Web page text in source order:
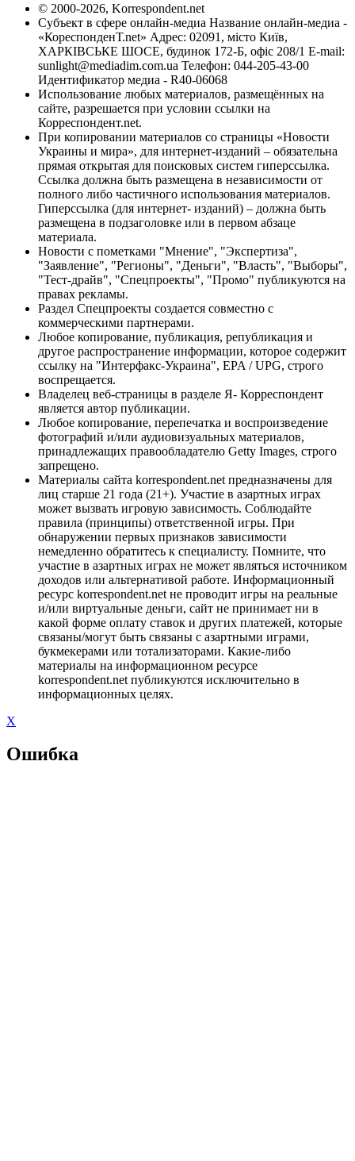
© 2000-2026, Korrespondent.net
Субъект в сфере онлайн-медиа Название онлайн-медиа -
«КореспонденТ.net» Адрес: 02091, місто Київ,
ХАРКІВСЬКЕ ШОСЕ, будинок 172-Б, офіс 208/1 E-mail:
sunlight@mediadim.com.ua Телефон: 044-205-43-00
Идентификатор медиа - R40-06068
Использование любых материалов, размещённых на
сайте, разрешается при условии ссылки на
Корреспондент.net.
При копировании материалов со страницы «Новости
Украины и мира», для интернет-изданий – обязательна
прямая открытая для поисковых систем гиперссылка.
Ссылка должна быть размещена в независимости от
полного либо частичного использования материалов.
Гиперссылка (для интернет- изданий) – должна быть
размещена в подзаголовке или в первом абзаце
материала.
Новости с пометками "Мнение", "Экспертиза",
"Заявление", "Регионы", "Деньги", "Власть", "Выборы",
"Тест-драйв", "Спецпроекты", "Промо" публикуются на
правах рекламы.
Раздел Спецпроекты создается совместно с
коммерческими партнерами.
Любое копирование, публикация, републикация и
другое распространение информации, которое содержит
ссылку на "Интерфакс-Украина", EPA / UPG, строго
воспрещается.
Владелец веб-страницы в разделе Я- Корреспондент
является автор публикации.
Любое копирование, перепечатка и воспроизведение
фотографий и/или аудиовизуальных материалов,
принадлежащих правообладателю Getty Images, строго
запрещено.
Материалы сайта korrespondent.net предназначены для
лиц старше 21 года (21+). Участие в азартных играх
может вызвать игровую зависимость. Соблюдайте
правила (принципы) ответственной игры. При
обнаружении первых признаков зависимости
немедленно обратитесь к специалисту. Помните, что
участие в азартных играх не может являться источником
доходов или альтернативой работе. Информационный
ресурс korrespondent.net не проводит игры на реальные
и/или виртуальные деньги, сайт не принимает ни в
какой форме оплату ставок и других платежей, которые
связаны/могут быть связаны с азартными играми,
букмекерами или тотализаторами. Какие-либо
материалы на информационном ресурсе
korrespondent.net публикуются исключительно в
информационных целях.
X
Ошибка